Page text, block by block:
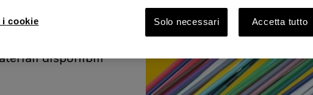
2026 con
e
disponibili
Solo necessari Accetta tutto
cookie